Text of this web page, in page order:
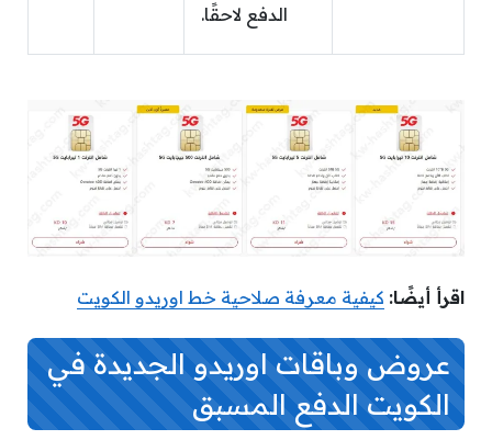
الدفع لاحقًا.
اقرأ أيضًا: كيفية معرفة صلاحية خط اوريدو الكويت
عروض وباقات اوريدو الجديدة في
الكويت الدفع المسبق